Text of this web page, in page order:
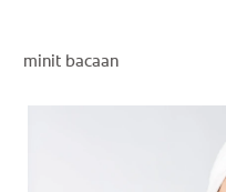
minit bacaan